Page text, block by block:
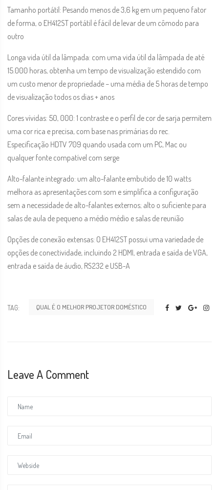
Tamanho portátil: Pesando menos de 3,6 kg em um pequeno fator
de forma, o EH412ST portátil é fácil de levar de um cômodo para
outro
Longa vida útil da lâmpada: com uma vida útil da lâmpada de até
15.000 horas, obtenha um tempo de visualização estendido com
um custo menor de propriedade – uma média de 5 horas de tempo
de visualização todos os dias + anos
Cores vívidas: 50, 000: 1 contraste e o perfil de cor de sarja permitem
uma cor rica e precisa, com base nas primárias do rec.
Especificação HDTV 709 quando usada com um PC, Mac ou
qualquer fonte compatível com serge
Alto-falante integrado: um alto-falante embutido de 10 watts
melhora as apresentações com som e simplifica a configuração
sem a necessidade de alto-falantes externos; alto o suficiente para
salas de aula de pequeno a médio médio e salas de reunião
Opções de conexão extensas: O EH412ST possui uma variedade de
opções de conectividade, incluindo 2 HDMI, entrada e saída de VGA,
entrada e saída de áudio, RS232 e USB-A
TAG: QUAL É O MELHOR PROJETOR DOMÉSTICO
Leave A Comment